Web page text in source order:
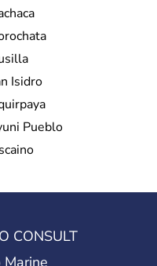
Isidro
Pueblo
CONSULT
Marine